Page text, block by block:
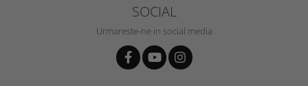
SOCIAL
Urmareste-ne in social media